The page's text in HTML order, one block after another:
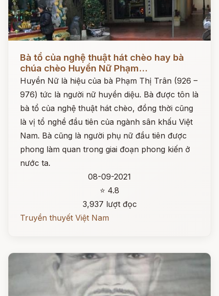
Đọc ngay
Bà tổ của nghệ thuật hát chèo hay bà
chúa chèo Huyền Nữ Phạm...
Huyền Nữ là hiệu của bà Phạm Thị Trân (926 –
976) tức là người nữ huyền diệu. Bà được tôn là
bà tổ của nghệ thuật hát chèo, đồng thời cũng
là vị tổ nghề đầu tiên của ngành sân khấu Việt
Nam. Bà cũng là người phụ nữ đầu tiên được
phong làm quan trong giai đoạn phong kiến ở
nước ta.
08-09-2021
⭐ 4.8
3,937 lượt đọc
Truyền thuyết Việt Nam